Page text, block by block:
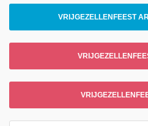
VRIJGEZELLENFEEST